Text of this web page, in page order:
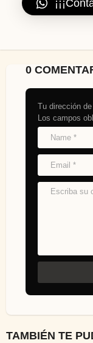
0
Tu dirección
Los campos
TAMBIÉN TE